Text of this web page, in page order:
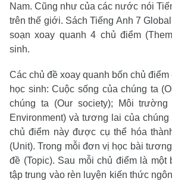
Nam. Cũng như của các nước nói
trên thế giới. Sách Tiếng Anh 7
soạn xoay quanh 4 chủ điểm
sinh.
Các chủ đề xoay quanh bốn chủ
học sinh: Cuộc sống của chúng ta
chúng ta (Our society); Môi
Environment) và tương lai của chúng
chủ điểm này được cụ thể hóa
(Unit). Trong mỗi đơn vị học bài
đề (Topic). Sau mỗi chủ điểm là một
tập trung vào rèn luyện kiến thức